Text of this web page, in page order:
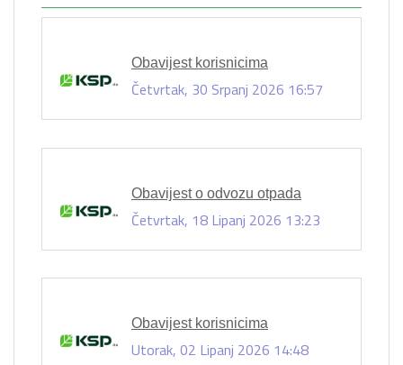
Obavijest korisnicima
Četvrtak, 30 Srpanj 2026 16:57
Obavijest o odvozu otpada
Četvrtak, 18 Lipanj 2026 13:23
Obavijest korisnicima
Utorak, 02 Lipanj 2026 14:48